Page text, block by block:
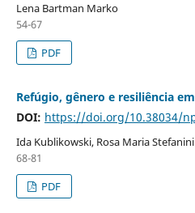
Lena Bartman Marko
54-67
PDF
Refúgio, gênero e resiliência
DOI: https://doi.org/10.38034/
Ida Kublikowski, Rosa Maria
68-81
PDF